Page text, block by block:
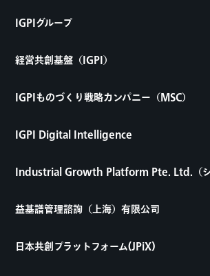
IGPIグループ
経営共創基盤（IGPI）
IGPIものづくり戦略カンパニー（MSC）
IGPI Digital Intelligence
Industrial Growth Platform Pte. Ltd.（シ
益基譜管理諮詢（上海）有限公司
日本共創プラットフォーム(JPiX)